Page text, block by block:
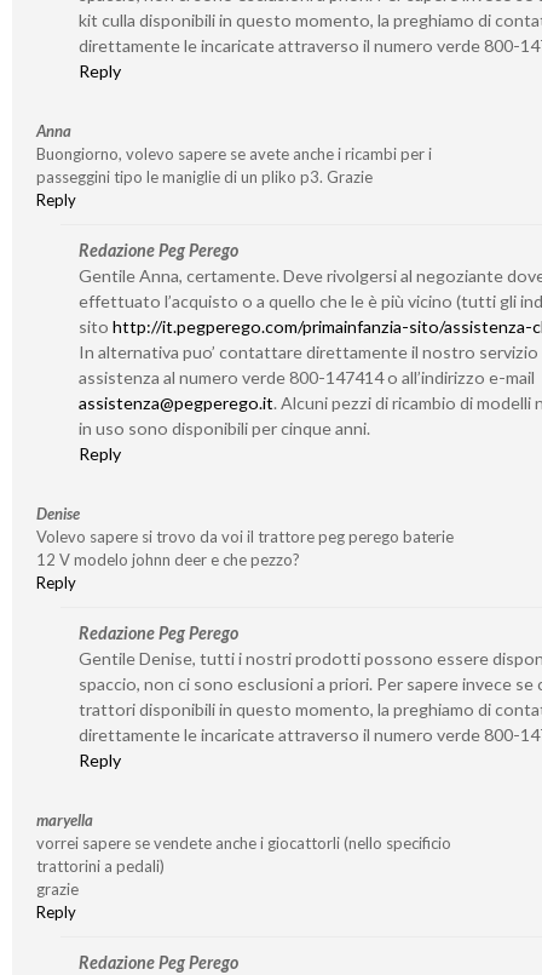
kit culla disponibili in questo momento, la preghiamo di
direttamente le incaricate attraverso il numero verde 800-
Reply
Anna
Buongiorno, volevo sapere se avete anche i ricambi per i
passeggini tipo le maniglie di un pliko p3. Grazie
Reply
Redazione Peg Perego
Gentile Anna, certamente. Deve rivolgersi al negoziante
effettuato l’acquisto o a quello che le è più vicino (tutti gli
sito http://it.pegperego.com/primainfanzia-sito/assistenza-
In alternativa puo’ contattare direttamente il nostro servizio
assistenza al numero verde 800-147414 o all’indirizzo e-mail
assistenza@pegperego.it. Alcuni pezzi di ricambio di modelli
in uso sono disponibili per cinque anni.
Reply
Denise
Volevo sapere si trovo da voi il trattore peg perego baterie
12 V modelo johnn deer e che pezzo?
Reply
Redazione Peg Perego
Gentile Denise, tutti i nostri prodotti possono essere
spaccio, non ci sono esclusioni a priori. Per sapere invece se
trattori disponibili in questo momento, la preghiamo di
direttamente le incaricate attraverso il numero verde 800-
Reply
maryella
vorrei sapere se vendete anche i giocattorli (nello specificio
trattorini a pedali)
grazie
Reply
Redazione Peg Perego